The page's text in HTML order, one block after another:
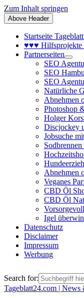
Zum Inhalt springen
Above Header
Startseite
♥♥♥
Partnerseiten
SEO
SEO
SEO
Natürliche
Abnehmen
Photoshop
Holger
Discjockey
Jobsuche
Abnehmen
Veganes
CBD Öl
CBD Öl
Igel
Datenschutz
Disclaimer
Impressum
Werbung
Search for:
Tageblatt24.com |